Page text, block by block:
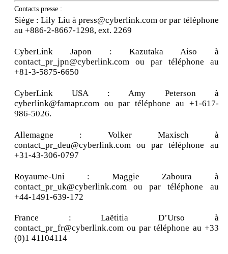
Contacts presse :
Siège : Lily Liu à press@cyberlink.com or par téléphone
au +886-2-8667-1298, ext. 2269
CyberLink Japon : Kazutaka Aiso à
contact_pr_jpn@cyberlink.com ou par téléphone au
+81-3-5875-6650
CyberLink USA : Amy Peterson à
cyberlink@famapr.com ou par téléphone au +1-617-
986-5026.
Allemagne : Volker Maxisch à
contact_pr_deu@cyberlink.com ou par téléphone au
+31-43-306-0797
Royaume-Uni : Maggie Zaboura à
contact_pr_uk@cyberlink.com ou par téléphone au
+44-1491-639-172
France : Laëtitia D’Urso à
contact_pr_fr@cyberlink.com ou par téléphone au +33
(0)1 41104114